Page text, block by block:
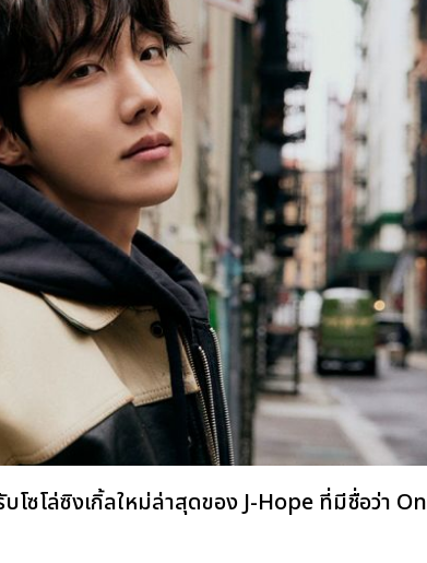
ซโล่ซิงเกิ้ลใหม่ล่าสุดของ J-Hope ที่มีชื่อว่า On